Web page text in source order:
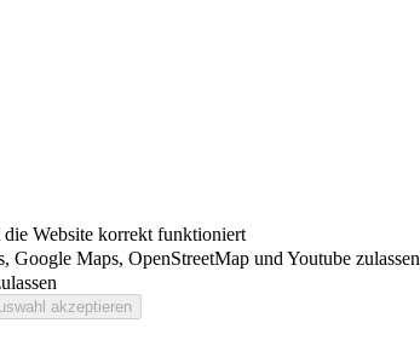
Website korrekt funktioniert
Google Maps, OpenStreetMap und Youtube zulassen